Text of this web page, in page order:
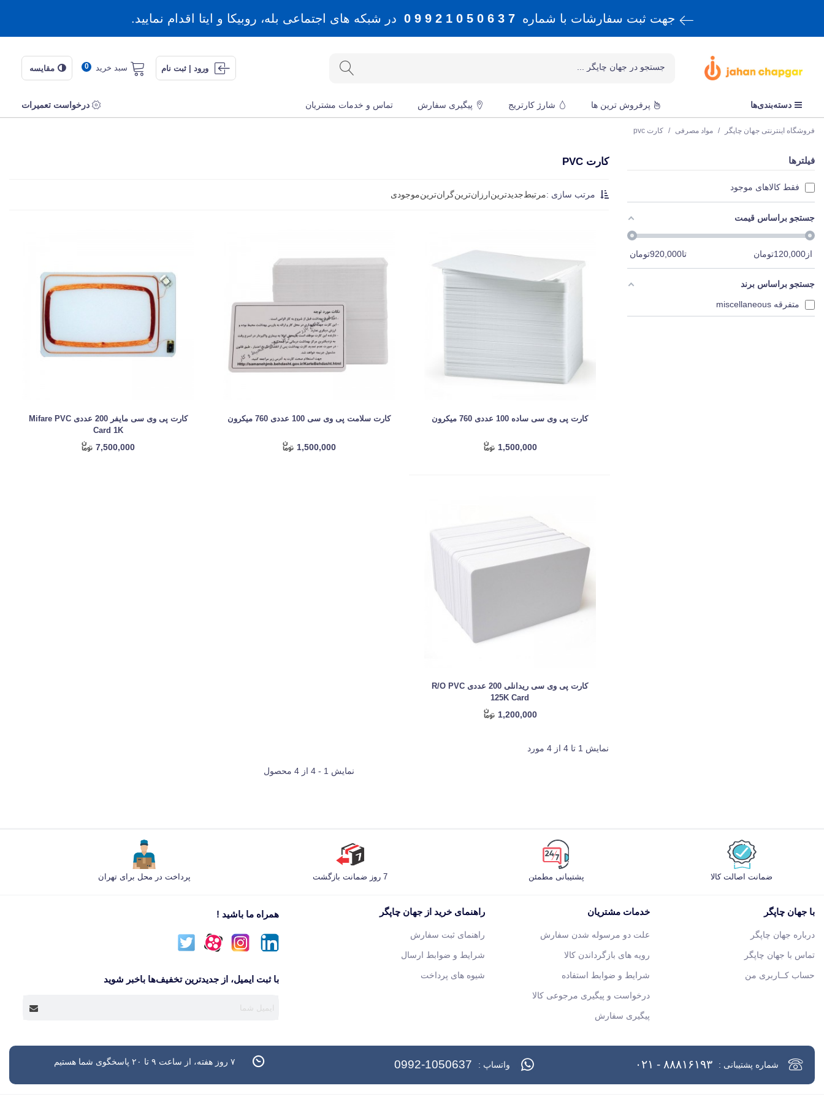
جهت ثبت سفارشات با شماره 7 3 6 0 5 0 1 2 9 9 0 در شبکه های اجتماعی بله، روبیکا و ایتا اقدام نمایید.
ورود | ثبت نام 0 سبد خرید مقایسه
دسته‌بندی‌ها پرفروش ترین ها شارژ کارتریج پیگیری سفارش تماس و خدمات مشتریان درخواست تعمیرات
فروشگاه اینترنتی جهان چاپگر / مواد مصرفی / کارت pvc
فیلترها
فقط کالاهای موجود
جستجو براساس قیمت
از 120,000تومان تا920,000تومان
جستجو براساس برند
متفرقه miscellaneous
کارت PVC
مرتب سازی :مرتبطجدید‌ترینارزان‌ترینگران‌ترینموجودی
کارت پی وی سی ساده 100 عددی 760 میکرون
1,500,000
کارت سلامت پی وی سی 100 عددی 760 میکرون
1,500,000
کارت پی وی سی مایفر 200 عددی Mifare PVC
Card 1K
7,500,000
کارت پی وی سی ریدانلی 200 عددی R/O PVC
125K Card
1,200,000
نمایش 1 تا 4 از 4 مورد
نمایش 1 - 4 از 4 محصول
ضمانت اصالت کالا پشتیبانی مطمئن 7 روز ضمانت بازگشت پرداخت در محل برای تهران
با جهان چاپگر
درباره جهان چاپگر
تماس با جهان چاپگر
حساب کــاربری من
خدمات مشتریان
علت دو مرسوله شدن سفارش
رویه های بازگرداندن کالا
شرایط و ضوابط استفاده
درخواست و پیگیری مرجوعی کالا
پیگیری سفارش
راهنمای خرید از جهان چاپگر
راهنمای ثبت سفارش
شرایط و ضوابط ارسال
شیوه های پرداخت
همراه ما باشید !
با ثبت ایمیل، از جدید‌ترین تخفیف‌ها با‌خبر شوید
شماره پشتیبانی : ۸۸۸۱۶۱۹۳ - ۰۲۱ واتساپ : 0992-1050637 ۷ روز هفته، از ساعت ۹ تا ۲۰ پاسخگوی شما هستیم